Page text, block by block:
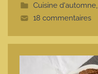
Cuisine d'automne,
18 commentaires